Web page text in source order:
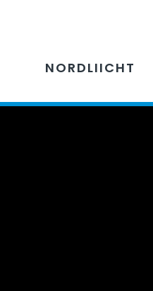
NORDLIICHT